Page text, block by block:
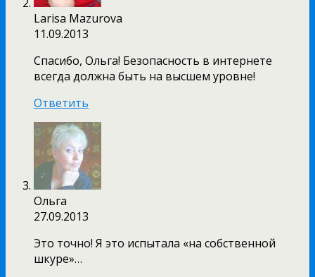
Larisa Mazurova
11.09.2013
Спасибо, Ольга! Безопасность в интернете
всегда должна быть на высшем уровне!
Ответить
Ольга
27.09.2013
Это точно! Я это испытала «на собственной
шкуре»…